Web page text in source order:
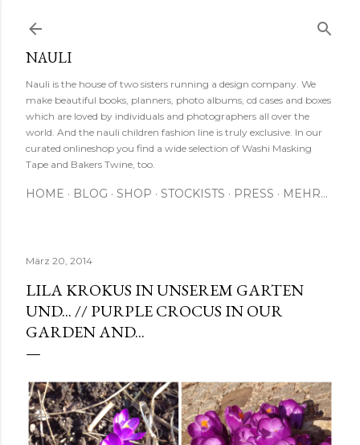
NAULI
Nauli is the house of two sisters running a design company. We
make beautiful books, planners, photo albums, cd cases and boxes
which are loved by individuals and photographers all over the
world. And the nauli children fashion line is truly exclusive. In our
curated onlineshop you find a wide selection of Washi Masking
Tape and Bakers Twine, too.
HOME BLOG SHOP STOCKISTS PRESS MEHR…
März 20, 2014
LILA KROKUS IN UNSEREM GARTEN
UND... // PURPLE CROCUS IN OUR
GARDEN AND...